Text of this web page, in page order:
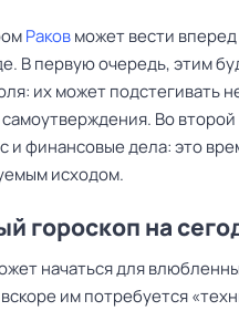
Раковможет вести
В первую очередь, этим
их может подстегивать
Во
и финансовые дела: это
исходом.
гороскоп на
начаться для
им потребуется